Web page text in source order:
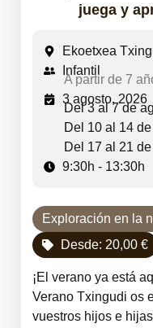
juega y
Ekoetxea
Infantil
A partir de 7
3 agosto, 2026
Del 3 al 7 de
Del 10 al 14
Del 17 al 21
9:30h - 13:30h
Exploración en la
Desde: 20,00 €
¡El verano ya está
Verano Txingudi os
vuestros hijos e